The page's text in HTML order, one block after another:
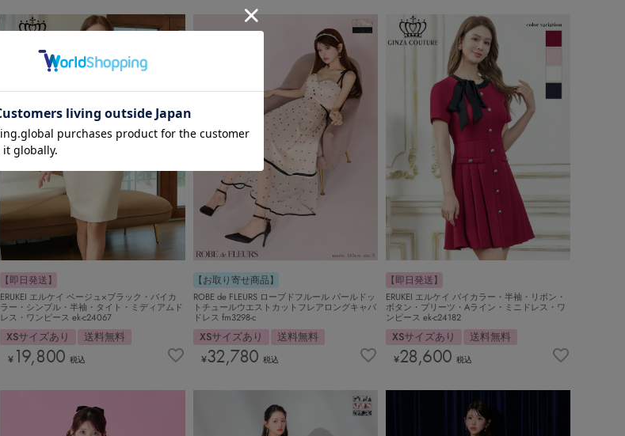
【即日発送】
ERUKEI エルケイ ベージュ×ブラック・バイカ
ラー・シンプル・半袖・タイト・ミディアムド
レス・ワンピース ek-c24067
XSサイズあり 送料無料
¥ 19,800 税込
【お取り寄せ商品】
ROBE de FLEURS ローブドフルール パールドッ
トチュールウエストカットフレアロングキャバ
ドレス fm3298-c
XSサイズあり 送料無料
¥32,780 税込
【即日発送】
ERUKEI エルケイ バイカラー・半袖・リボン・
ボタン・プリーツ・Aライン・ミニドレス・ワ
ンピース ek-c24182
XSサイズあり 送料無料
¥28,600 税込